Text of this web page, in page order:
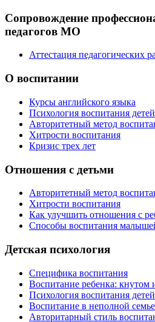
Сопровождение
педагогов МО
Аттестация педагогических
О воспитании
Курсы английского языка
Психология воспитания детей
Авторитетный метод
Хитрости воспитания
Кризис трех лет
Отношения с детьми
Авторитетный метод
Хитрости воспитания
Как улучшить отношения с
Способы воспитания
Детская психология
Специфика воспитания
Воспитание ребенка: кнутом
Психология воспитания детей
Воспитание в неполной семье
Авторитарный стиль